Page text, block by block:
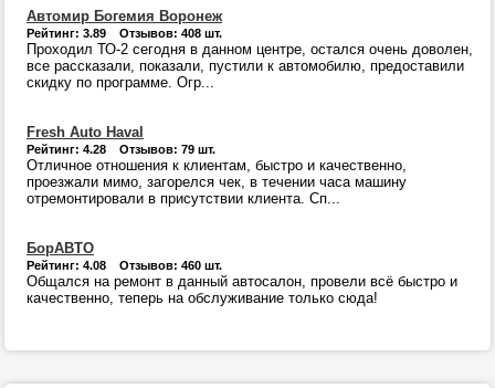
Автомир Богемия Воронеж
Рейтинг: 3.89 Отзывов: 408 шт.
Проходил ТО-2 сегодня в данном центре, остался очень доволен,
все рассказали, показали, пустили к автомобилю, предоставили
скидку по программе. Огр...
Fresh Auto Haval
Рейтинг: 4.28 Отзывов: 79 шт.
Отличное отношения к клиентам, быстро и качественно,
проезжали мимо, загорелся чек, в течении часа машину
отремонтировали в присутствии клиента. Сп...
БорАВТО
Рейтинг: 4.08 Отзывов: 460 шт.
Общался на ремонт в данный автосалон, провели всё быстро и
качественно, теперь на обслуживание только сюда!